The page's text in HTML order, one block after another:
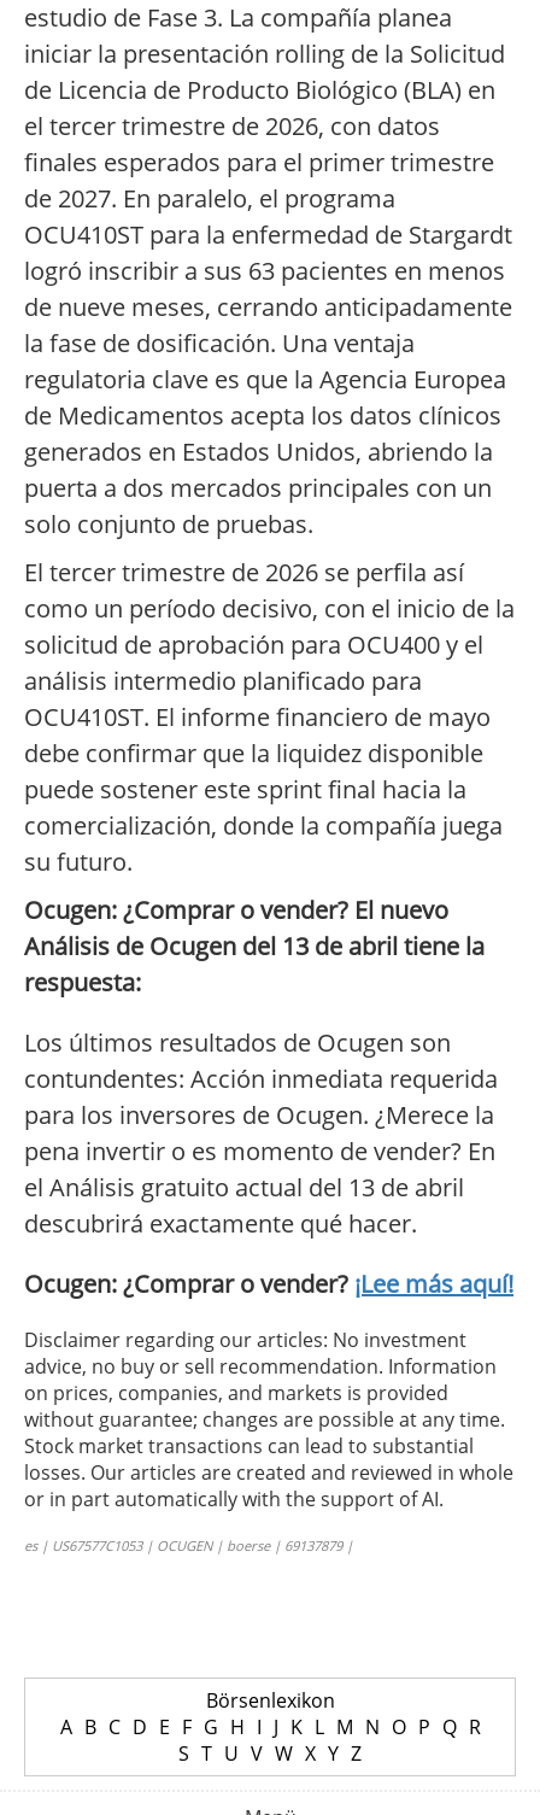
estudio de Fase 3. La compañía planea
iniciar la presentación rolling de la Solicitud
de Licencia de Producto Biológico (BLA) en
el tercer trimestre de 2026, con datos
finales esperados para el primer trimestre
de 2027. En paralelo, el programa
OCU410ST para la enfermedad de Stargardt
logró inscribir a sus 63 pacientes en menos
de nueve meses, cerrando anticipadamente
la fase de dosificación. Una ventaja
regulatoria clave es que la Agencia Europea
de Medicamentos acepta los datos clínicos
generados en Estados Unidos, abriendo la
puerta a dos mercados principales con un
solo conjunto de pruebas.
El tercer trimestre de 2026 se perfila así
como un período decisivo, con el inicio de la
solicitud de aprobación para OCU400 y el
análisis intermedio planificado para
OCU410ST. El informe financiero de mayo
debe confirmar que la liquidez disponible
puede sostener este sprint final hacia la
comercialización, donde la compañía juega
su futuro.
Ocugen: ¿Comprar o vender? El nuevo
Análisis de Ocugen del 13 de abril tiene la
respuesta:
Los últimos resultados de Ocugen son
contundentes: Acción inmediata requerida
para los inversores de Ocugen. ¿Merece la
pena invertir o es momento de vender? En
el Análisis gratuito actual del 13 de abril
descubrirá exactamente qué hacer.
Ocugen: ¿Comprar o vender? ¡Lee más aquí!
Disclaimer regarding our articles: No investment
advice, no buy or sell recommendation. Information
on prices, companies, and markets is provided
without guarantee; changes are possible at any time.
Stock market transactions can lead to substantial
losses. Our articles are created and reviewed in whole
or in part automatically with the support of AI.
es | US67577C1053 | OCUGEN | boerse | 69137879 |
Börsenlexikon
A B C D E F G H I J K L M N O P Q R
S T U V W X Y Z